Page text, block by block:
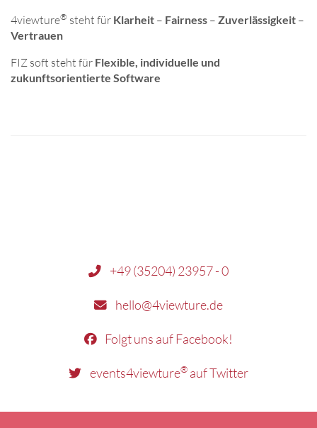
4viewture® steht für Klarheit – Fairness – Zuverlässigkeit –
Vertrauen
FIZ soft steht für Flexible, individuelle und
zukunftsorientierte Software
+49 (35204) 23957 - 0
hello@4viewture.de
Folgt uns auf Facebook!
events4viewture®auf Twitter